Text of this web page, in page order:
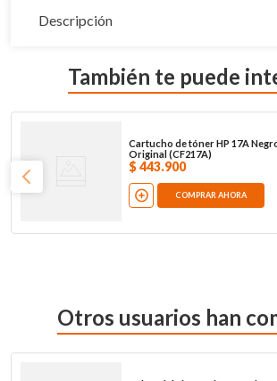
Descripción
También te puede
Cartucho de tóner HP 17A
Original (CF217A)
$ 443.900
COMPRAR AHORA
Otros usuarios han